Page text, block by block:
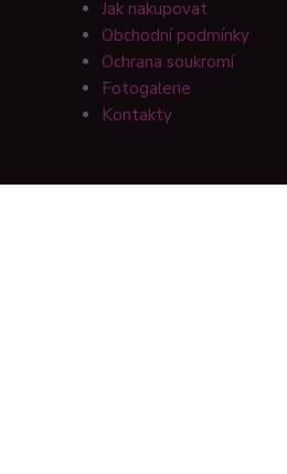
Jak nakupovat
Obchodní podmínky
Ochrana soukromí
Fotogalerie
Kontakty